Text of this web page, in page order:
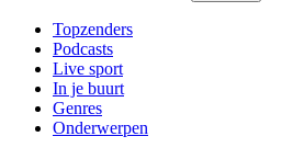
Topzenders
Podcasts
Live sport
In je buurt
Genres
Onderwerpen